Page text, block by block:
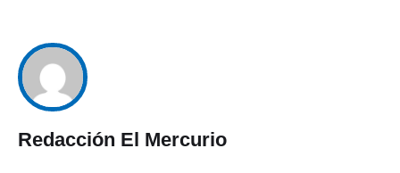
Redacción El Mercurio